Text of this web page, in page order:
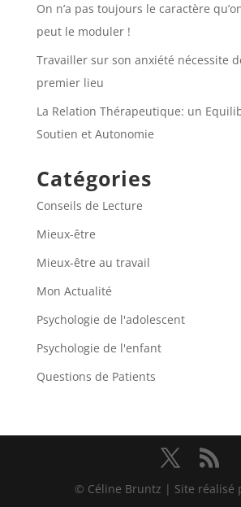
On n’a pas toujours le caractère
peut le moduler !
Travailler sur son anxiété nécessite
premier lieu
La Relation Thérapeutique: un
Soutien et Autonomie
Catégories
Conseils de Lecture
Mieux-être
Mieux-être au travail
Mon Actualité
Psychologie de l'adolescent
Psychologie de l'enfant
Questions de Patients
© Céline Bruntz | Site réalisé